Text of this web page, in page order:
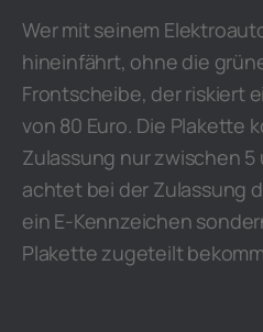
Wer mit seinem
hineinfährt, ohne die
Frontscheibe, der riskiert
von 80 Euro. Die Plakette
Zulassung nur zwischen 5
achtet bei der Zulassung
ein E-Kennzeichen
Plakette zugeteilt